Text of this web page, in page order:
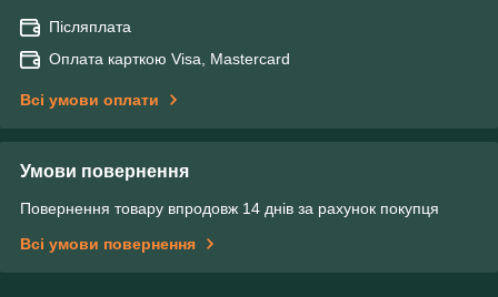
Післяплата
Оплата карткою Visa, Mastercard
Всі умови оплати
Умови повернення
Повернення товару впродовж 14 днів за рахунок покупця
Всі умови повернення